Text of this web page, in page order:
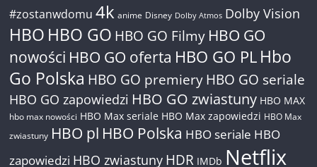
#zostanwdomu 4k anime Disney Dolby Atmos Dolby Vision
HBO HBO GO HBO GO Filmy HBO GO
nowości HBO GO oferta HBO GO PL Hbo
Go Polska HBO GO premiery HBO GO seriale
HBO GO zapowiedzi HBO GO zwiastuny HBO MAX
hbo max nowości HBO Max seriale HBO Max zapowiedzi HBO Max
zwiastuny HBO pl HBO Polska HBO seriale HBO
zapowiedzi HBO zwiastuny HDR IMDb Netflix